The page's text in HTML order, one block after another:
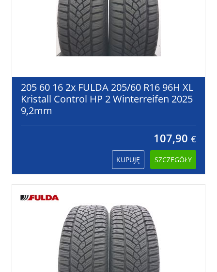
205 60 16 2x FULDA 205/60 R16 96H XL
Kristall Control HP 2 Winterreifen 2025
9,2mm
107,90 €
KUPUJĘ SZCZEGÓŁY